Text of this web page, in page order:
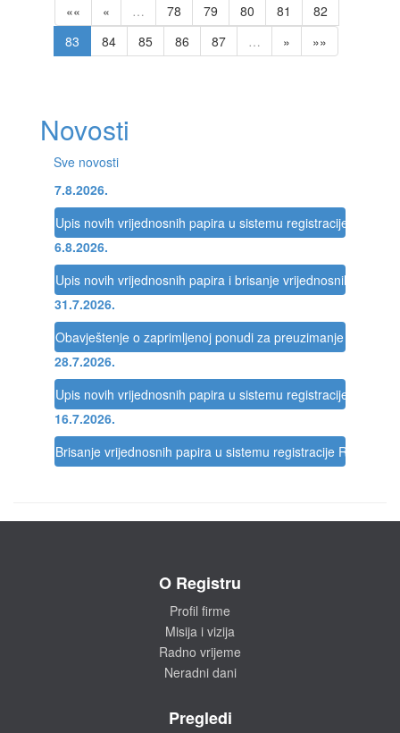
«« « … 78 79 80 81
82
83
84 85 86 87 … » »»
Novosti
Sve novosti
7.8.2026.
Upis novih vrijednosnih papira u sistemu registracije Registra
6.8.2026.
Upis novih vrijednosnih papira i brisanje vrijednosnih papira
31.7.2026.
Obavještenje o zaprimljenoj ponudi za preuzimanje društva
28.7.2026.
Upis novih vrijednosnih papira u sistemu registracije Registra
16.7.2026.
Brisanje vrijednosnih papira u sistemu registracije Registra
O Registru
Profil firme
Misija i vizija
Radno vrijeme
Neradni dani
Pregledi